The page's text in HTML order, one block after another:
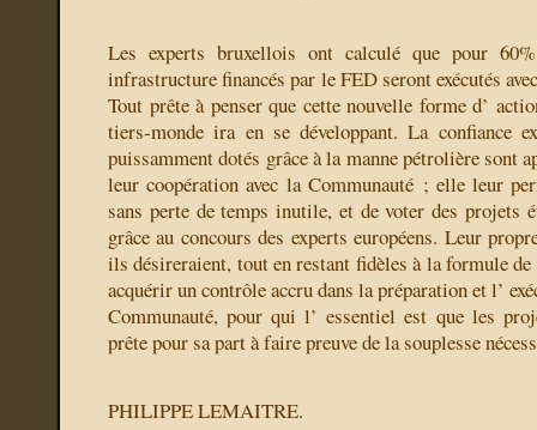
Les experts bruxellois ont calculé que pour
infrastructure financés par le FED seront exécutés
Tout prête à penser que cette nouvelle forme d’
tiers-monde ira en se développant. La confiance
puissamment dotés grâce à la manne pétrolière sont
leur coopération avec la Communauté ; elle leur
sans perte de temps inutile, et de voter des projets
grâce au concours des experts européens. Leur
ils désireraient, tout en restant fidèles à la formule
acquérir un contrôle accru dans la préparation et l’
Communauté, pour qui l’ essentiel est que les
prête pour sa part à faire preuve de la souplesse
PHILIPPE LEMAITRE.